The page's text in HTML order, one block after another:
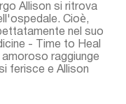
Allison si ritrova
Cioè,
nel suo
- Time to Heal
raggiunge
ferisce e Allison